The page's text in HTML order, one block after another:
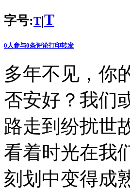
字号:T|T
0 人参与0条评论打印转发
多年不见，你
否安好？我们
路走到纷扰世
看着时光在我
刻划中变得成